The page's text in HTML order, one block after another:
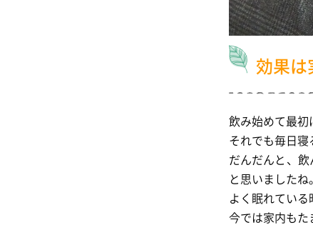
効果は
飲み始めて最初
それでも毎日寝
だんだんと、
と思いましたね
よく眠れている
今では家内もた